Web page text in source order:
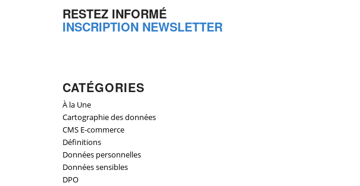
RESTEZ INFORMÉ
INSCRIPTION NEWSLETTER
CATÉGORIES
À la Une
Cartographie des données
CMS E-commerce
Définitions
Données personnelles
Données sensibles
DPO